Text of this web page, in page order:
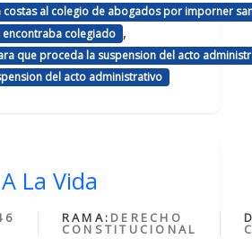
costas al colegio de abogados por imporner
encontraba colegiado ,
que proceda la suspension del acto
del acto administrativo
La Vida
RAMA: DERECHO
CONSTITUCIONAL